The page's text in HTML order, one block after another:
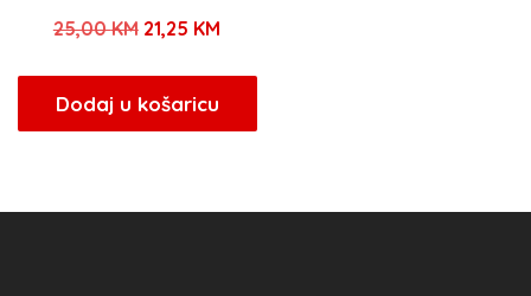
25,00KM Izvorna
bila
je:
21,25 KMTrenutna
21,25 KM.
Dodaj u košaricu